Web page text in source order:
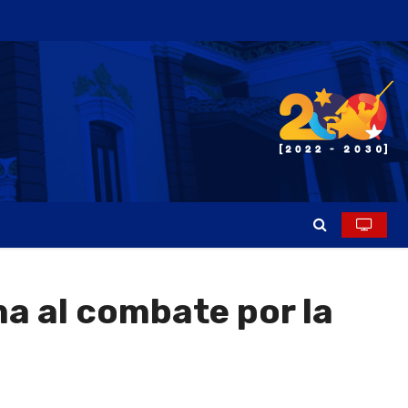
al combate por la